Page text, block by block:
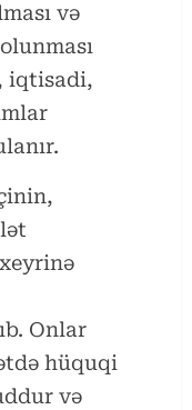
və
iqtisadi,
Onlar
hüquqi
və